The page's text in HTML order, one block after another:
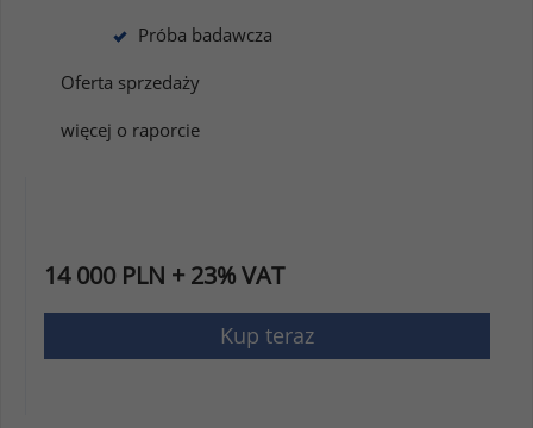
Próba badawcza
Oferta sprzedaży
więcej o raporcie
14 000 PLN + 23% VAT
Kup teraz